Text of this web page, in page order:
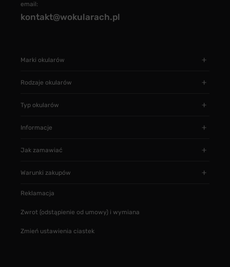
email:
kontakt@wokularach.pl
Marki okularów
Rodzaje okularów
Typ okularów
Informacje
Jak zamawiać
Warunki zakupów
Reklamacja
Zwrot (odstąpienie od umowy) i wymiana
Zmień ustawienia ciastek